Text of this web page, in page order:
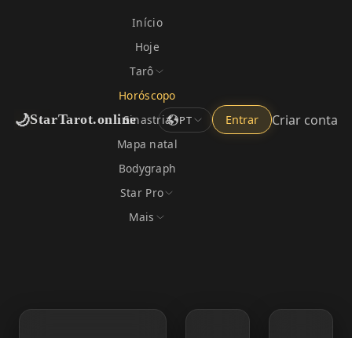
🌙StarTarot.online
Início
Hoje
Tarô
Horóscopo
Sinastria
Mapa natal
Bodygraph
Star Pro
Mais
PT Entrar Criar conta